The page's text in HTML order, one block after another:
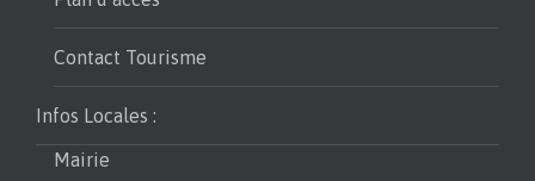
Contact Tourisme
Infos Locales :
Mairie